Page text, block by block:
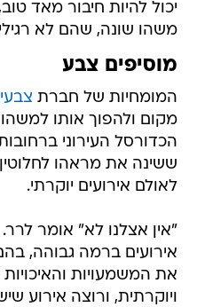
יכול להיות חיבור מאד
משהו שונה, שהם לא
מוסיפים צבע
המומחיות של חברת
מקום ולהפוך אותו
הכדורסל העירוני
ששינה את מראהו
לאולם אירועים יוקרתי.
"אין אצלנו לא" אומר לרר.
אירועים ברמה גבוהה,
את המשמעויות
ויוקרתית, ורוצה אירוע